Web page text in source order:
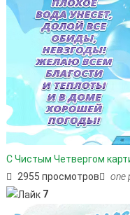
С Чистым Четвергом
2955 просмотров
one
7